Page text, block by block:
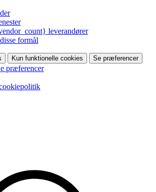
leverandører
formål
Kun funktionelle cookies
Se præferencer
præferencer